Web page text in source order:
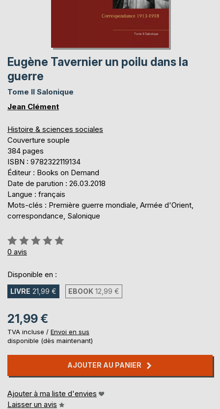
Eugène Tavernier un poilu dans la
guerre
Tome II Salonique
Jean Clément
Histoire & sciences sociales
Couverture souple
384 pages
ISBN : 9782322119134
Éditeur : Books on Demand
Date de parution : 26.03.2018
Langue : français
Mots-clés : Première guerre mondiale, Armée d'Orient,
correspondance, Salonique
Évaluation:
0%
0 avis
Disponible en :
LIVRE 21,99 € EBOOK 12,99 €
21,99 €
TVA incluse / Envoi en sus
disponible (dès maintenant)
AJOUTER AU PANIER
Ajouter à ma liste d'envies
Laisser un avis